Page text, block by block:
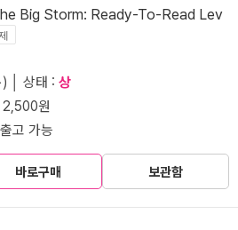
Big Storm: Ready-To-Read Lev
│ 상태 : 상
2,500원
출고 가능
바로구매 보관함